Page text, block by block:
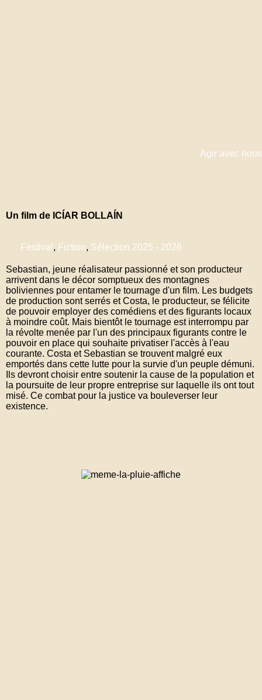
Agir avec nous
Un film de ICÍAR BOLLAÍN
Festival , Fiction, Sélection 2025 - 2026
Sebastian, jeune réalisateur passionné et son producteur
arrivent dans le décor somptueux des montagnes
boliviennes pour entamer le tournage d'un film. Les budgets
de production sont serrés et Costa, le producteur, se félicite
de pouvoir employer des comédiens et des figurants locaux
à moindre coût. Mais bientôt le tournage est interrompu par
la révolte menée par l'un des principaux figurants contre le
pouvoir en place qui souhaite privatiser l'accès à l'eau
courante. Costa et Sebastian se trouvent malgré eux
emportés dans cette lutte pour la survie d'un peuple démuni.
Ils devront choisir entre soutenir la cause de la population et
la poursuite de leur propre entreprise sur laquelle ils ont tout
misé. Ce combat pour la justice va bouleverser leur
existence.